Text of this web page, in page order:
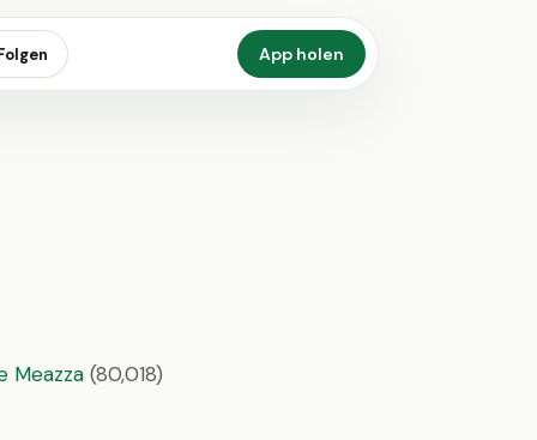
App holen
Meazza(80,018)